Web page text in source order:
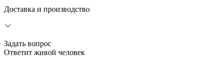
Доставка и производство
Задать вопрос
Ответит живой человек